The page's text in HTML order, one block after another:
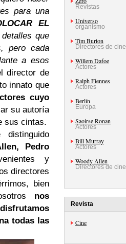
para una
EL
que
pero cada
a esos
director de
innato que
cuyo
su autoría
sus cintas.
Pedro
y
directores
bien
nos
todas las
Revistas
Universo
organismo
Tim Burton
Directores de cine
Willem Dafoe
Actores
Ralph Fiennes
Actores
Berlín
Europa
Saoirse Ronan
Actores
Bill Murray
Actores
Woody Allen
Directores de cine
Revista
Cine